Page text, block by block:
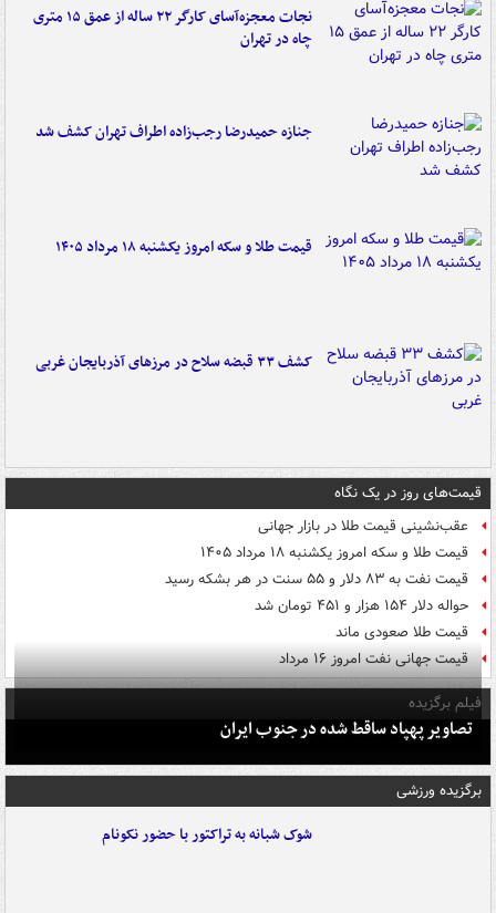
نجات معجزه‌آسای کارگر ۲۲ ساله از عمق ۱۵ متری
چاه در تهران
جنازه حمیدرضا رجب‌زاده اطراف تهران کشف شد
قیمت طلا و سکه امروز یکشنبه ۱۸ مرداد ۱۴۰۵
کشف ۳۳ قبضه سلاح در مرزهای آذربایجان غربی
قیمت‌های روز در یک نگاه
عقب‌نشینی قیمت طلا در بازار جهانی
قیمت طلا و سکه امروز یکشنبه ۱۸ مرداد ۱۴۰۵
قیمت نفت به ۸۳ دلار و ۵۵ سنت در هر بشکه رسید
حواله دلار ۱۵۴ هزار و ۴۵۱ تومان شد
قیمت طلا صعودی ماند
قیمت جهانی نفت امروز ۱۶ مرداد
فیلم برگزیده
تصاویر پهپاد ساقط شده در جنوب ایران
برگزیده ورزشی
شوک شبانه به تراکتور با حضور نکونام